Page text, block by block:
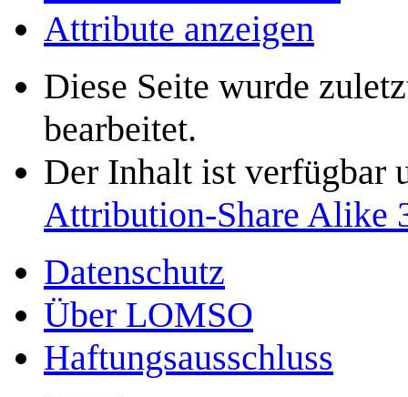
Attribute anzeigen
Diese Seite wurde
bearbeitet.
Der Inhalt ist verfügbar
Attribution-Share Alike
Datenschutz
Über LOMSO
Haftungsausschluss